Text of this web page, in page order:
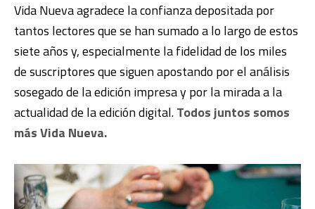
Vida Nueva agradece la confianza depositada por
tantos lectores que se han sumado a lo largo de estos
siete años y, especialmente la fidelidad de los miles
de suscriptores que siguen apostando por el análisis
sosegado de la edición impresa y por la mirada a la
actualidad de la edición digital.Todos juntos somos
más Vida Nueva.